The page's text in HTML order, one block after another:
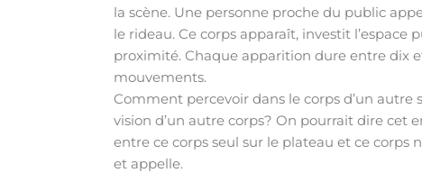
la scène. Une personne proche du public
le rideau. Ce corps apparaît, investit l’espace
proximité. Chaque apparition dure entre dix
mouvements.
Comment percevoir dans le corps d’un
vision d’un autre corps? On pourrait dire cet
entre ce corps seul sur le plateau et ce
et appelle.